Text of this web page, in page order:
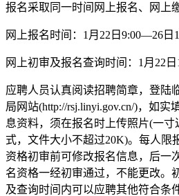
报名采取同一时间网上报名、网上
网上报名时间：1月22日9:00—26日
网上初审及报名查询时间：1月22日
应聘人员认真阅读招聘简章，登陆
局网站(http://rsj.linyi.gov.cn/)，如
息资料，须在报名时上传照片(一寸
式，文件大小不超过20K)。每人限
资格初审前可修改报名信息，后一
名资格一经初审通过，不能更改。
及查询时间内可以应聘其他符合条